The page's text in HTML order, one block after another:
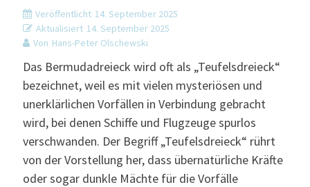
Veröffentlicht 14. September 2025
Aktualisiert 14. September 2025
Von Hans-Peter Olschewski
Das Bermudadreieck wird oft als „Teufelsdreieck“
bezeichnet, weil es mit vielen mysteriösen und
unerklärlichen Vorfällen in Verbindung gebracht
wird, bei denen Schiffe und Flugzeuge spurlos
verschwanden. Der Begriff „Teufelsdreieck“ rührt
von der Vorstellung her, dass übernatürliche Kräfte
oder sogar dunkle Mächte für die Vorfälle